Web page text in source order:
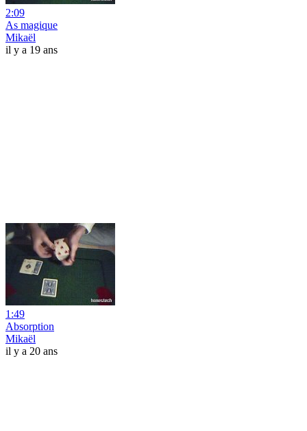
2:09
As magique
Mikaël
il y a 19 ans
1:49
Absorption
Mikaël
il y a 20 ans